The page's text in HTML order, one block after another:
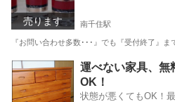
売ります 南千住駅
『お問い合わせ多数･･･』でも『受付終了』
東京 台東区 南千住駅 食器
運べない家具、無
OK！
状態が悪くてもOK！